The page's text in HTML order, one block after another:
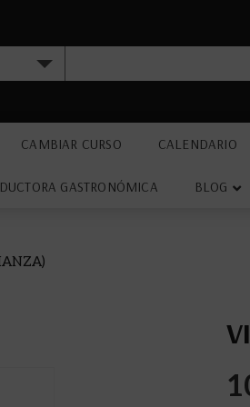
CAMBIAR CURSO CALENDARIO
GASTRONÓMICA BLOG